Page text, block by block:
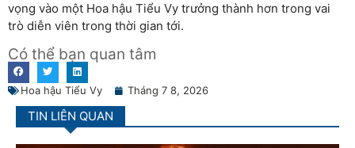
vọng vào một Hoa hậu Tiểu Vy trưởng thành hơn trong vai
trò diễn viên trong thời gian tới.
Có thể bạn quan tâm
Hoa hậu Tiểu Vy Tháng 7 8, 2026
TIN LIÊN QUAN